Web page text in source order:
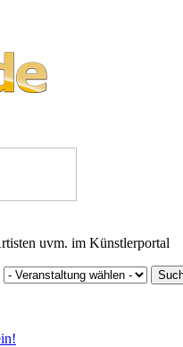
uvm. im Künstlerportal